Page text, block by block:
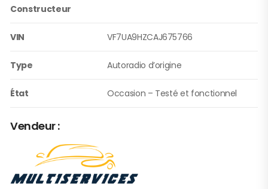
Constructeur
VIN VF7UA9HZCAJ675766
Type Autoradio d’origine
État Occasion – Testé et fonctionnel
Vendeur :